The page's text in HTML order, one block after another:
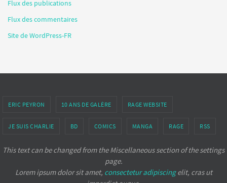
Flux des publications
Flux des commentaires
Site de WordPress-FR
ERIC PEYRON 10 ANS DE GALÈRE RAGE WEBSITE
JE SUIS CHARLIE BD COMICS MANGA RAGE RSS
This text can be changed from the Miscellaneous section of the settings
page.
Lorem ipsumdolor sit amet, consectetur adipiscingelit, cras ut